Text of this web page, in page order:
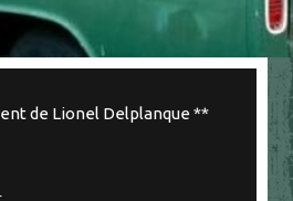
de Lionel Delplanque **